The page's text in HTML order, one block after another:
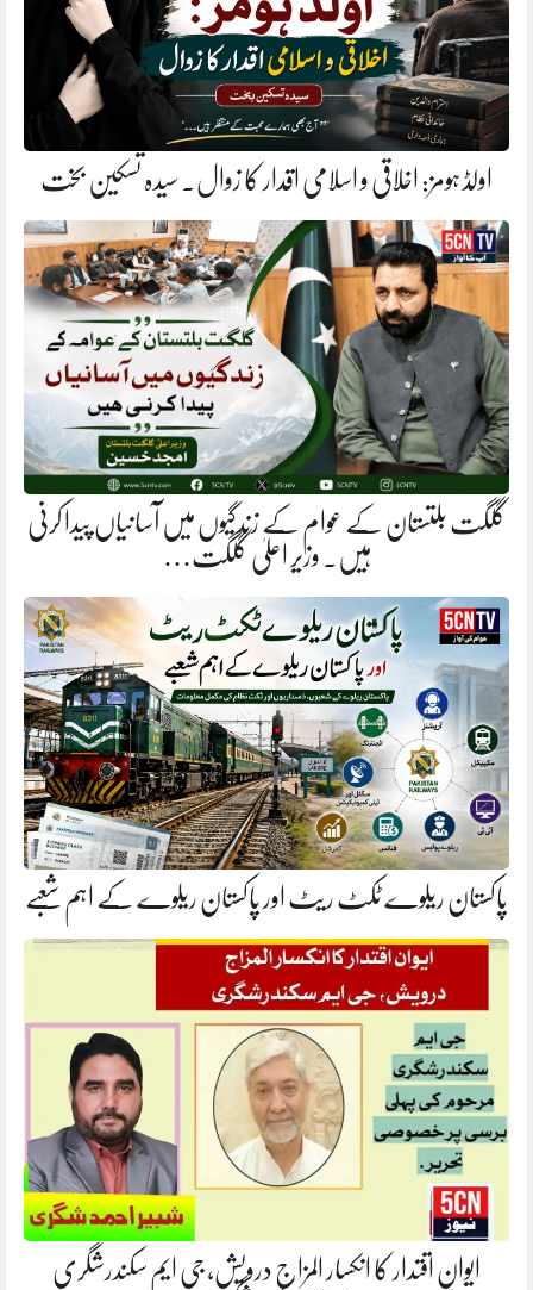
اولڈ ہومز: اخلاقی و اسلامی اقدار کا زوال. سیدہ تسکین بخت
گلگت بلتستان کے عوام کے زندگیوں میں آسانیاں پیدا کرنی
ہیں. وزیر اعلیٰ گلگت…
پاکستان ریلوے ٹکٹ ریٹ اور پاکستان ریلوے کے اہم شعبے
ایوانِ اقتدار کا انکسار المزاج درویش، جی ایم سکندرشگری